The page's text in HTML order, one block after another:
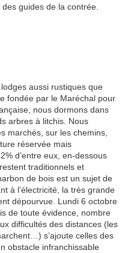
guides de la contrée.
aussi rustiques que
fondée par le Maréchal pour
nous dormons dans
arbres à litchis. Nous
marchés, sur les chemins,
réservée mais
d’entre eux, en-dessous
traditionnels et
de bois est un sujet de
à l’électricité, la très grande
dépourvue. Lundi 6 octobre
de toute évidence, nombre
difficultés des distances (les
s’ajoute celles des
obstacle infranchissable